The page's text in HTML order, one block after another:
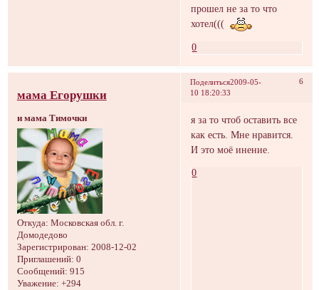
прошел не за то что
хотел(((
0
Поделиться 6
2009-05-
10 18:20:33
мама Егорушки
и мама Тимочки
Откуда: Московская обл. г.
Домодедово
Зарегистрирован: 2008-12-02
Приглашений: 0
Сообщений: 915
Уважение: +294
я за то чтоб оставить все
как есть. Мне нравится.
И это моё инение.
0